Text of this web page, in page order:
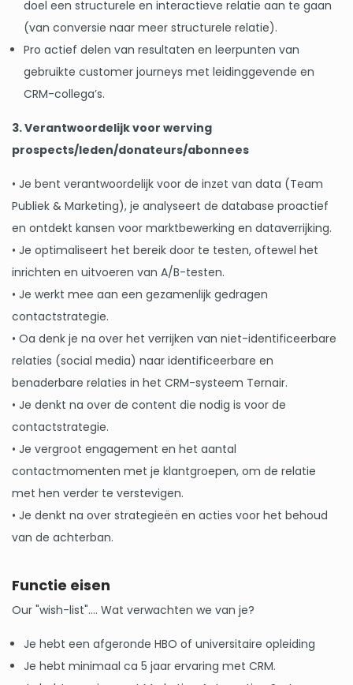
doel een structurele en interactieve relatie aan te gaan
(van conversie naar meer structurele relatie).
Pro actief delen van resultaten en leerpunten van
gebruikte customer journeys met leidinggevende en
CRM-collega’s.
3. Verantwoordelijk voor werving
prospects/leden/donateurs/abonnees
• Je bent verantwoordelijk voor de inzet van data (Team
Publiek & Marketing), je analyseert de database proactief
en ontdekt kansen voor marktbewerking en dataverrijking.
• Je optimaliseert het bereik door te testen, oftewel het
inrichten en uitvoeren van A/B-testen.
• Je werkt mee aan een gezamenlijk gedragen
contactstrategie.
• Oa denk je na over het verrijken van niet-identificeerbare
relaties (social media) naar identificeerbare en
benaderbare relaties in het CRM-systeem Ternair.
• Je denkt na over de content die nodig is voor de
contactstrategie.
• Je vergroot engagement en het aantal
contactmomenten met je klantgroepen, om de relatie
met hen verder te verstevigen.
• Je denkt na over strategieën en acties voor het behoud
van de achterban.
Functie eisen
Our "wish-list".... Wat verwachten we van je?
Je hebt een afgeronde HBO of universitaire opleiding
Je hebt minimaal ca 5 jaar ervaring met CRM.